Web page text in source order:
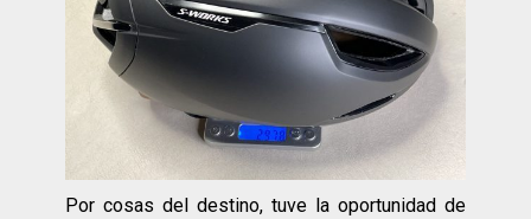
Por cosas del destino, tuve la oportunidad de